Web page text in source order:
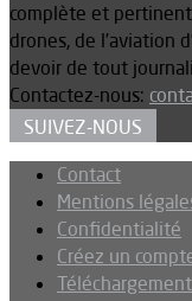
complète et
drones, de l’aviation
devoir de tout
Contactez-nous:
SUIVEZ-NOUS
Contact
Mentions
Confidentialité
Créez un